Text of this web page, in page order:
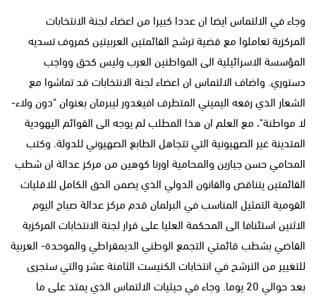
وجاء في الالتماس ايضا ان عددا كبيرا من اعضاء لجنة الانتخابات
المركزية تعاملوا مع قضية ترشح القائمتين العربيتين كمروف تسديه
المؤسسة الاسرائيلية الى المواطنين العرب وليس كحق وواجب
دستوري. واضاف الالتماس ان اعضاء لجنة الانتخابات قد تماشوا مع
الشعار الذي رفعه اليميني المتطرف افيغدور ليبرمان بعنوان "دون ولاء-
لا مواطنة"، مع العلم ان هذا المطلب لم يوجه الى القوائم اليهودية
المتدينة غير الصهيونية التي تتجاهل الطابع الصهيوني للدولة. وكتب
المحامي حسن جبارين والمحامية اورنا كوهين من مركز عدالة ان شطب
القائمتين يتناقض والقانون الدولي الذي يضمن الحق الكامل للاقليات
القومية التمثيل المناسب في البرلمان قدم مركز عدالة صباح اليوم
الاثنين استئنافا الى المحكمة العليا على قرار لجنة الانتخابات المركزية
القاضي بشطب قائمتي التجمع الوطني الديمقراطي والموحدة- العربية
للتغيير من الترشح في انتخابات الكنيست الثامنة عشر والتي ستجرى
بعد حوالي 20 يوما. وجاء في حيثيات الالتماس الذي يمتد على ما